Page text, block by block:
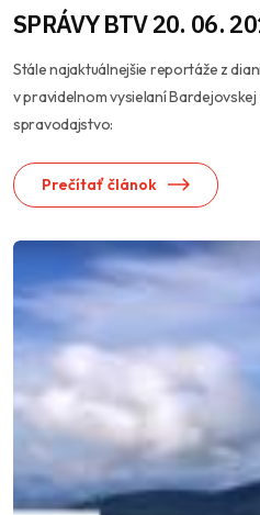
SPRÁVY BTV 20. 06.
Stále najaktuálnejšie reportáže z
v pravidelnom vysielaní
spravodajstvo:
Prečítať článok